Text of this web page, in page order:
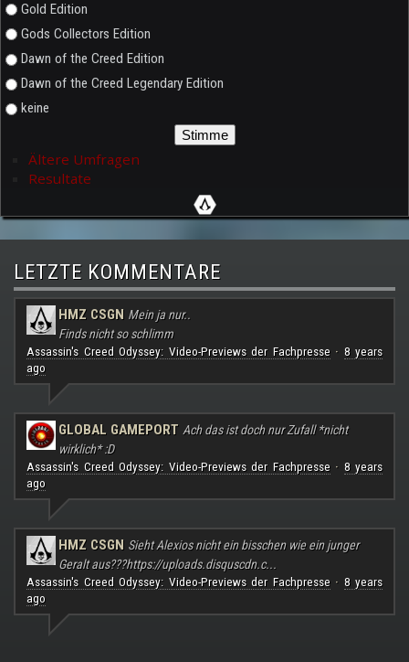
Gold Edition
Gods Collectors Edition
Dawn of the Creed Edition
Dawn of the Creed Legendary Edition
keine
Ältere Umfragen
Resultate
LETZTE KOMMENTARE
HMZ CSGN Mein ja nur..
Finds nicht so schlimm
Assassin's Creed Odyssey: Video-Previews der Fachpresse· 8 years
ago
GLOBAL GAMEPORT Ach das ist doch nur Zufall *nicht
wirklich* :D
Assassin's Creed Odyssey: Video-Previews der Fachpresse· 8 years
ago
HMZ CSGN Sieht Alexios nicht ein bisschen wie ein junger
Geralt aus???https://uploads.disquscdn.c...
Assassin's Creed Odyssey: Video-Previews der Fachpresse· 8 years
ago